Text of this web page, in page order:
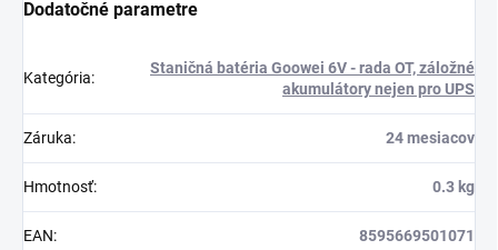
Dodatočné parametre
Kategória:
Staničná batéria Goowei 6V - rada OT, záložné
akumulátory nejen pro UPS
Záruka: 24 mesiacov
Hmotnosť: 0.3 kg
EAN: 8595669501071